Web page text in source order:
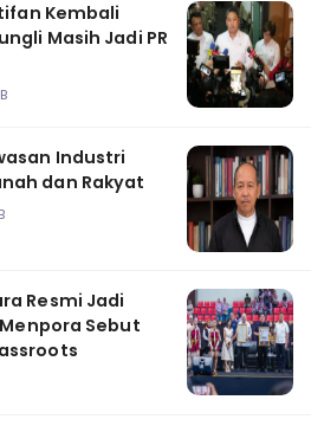
Kembali
Masih Jadi PR
Industri
dan Rakyat
Resmi Jadi
Sebut